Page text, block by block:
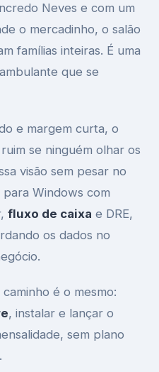
Neves e com um
o mercadinho, o salão
famílias inteiras. É uma
que se
e margem curta, o
se ninguém olhar os
visão sem pesar no
para Windows com
fluxo de caixa e DRE,
os dados no
é o mesmo:
, instalar e lançar o
sem plano